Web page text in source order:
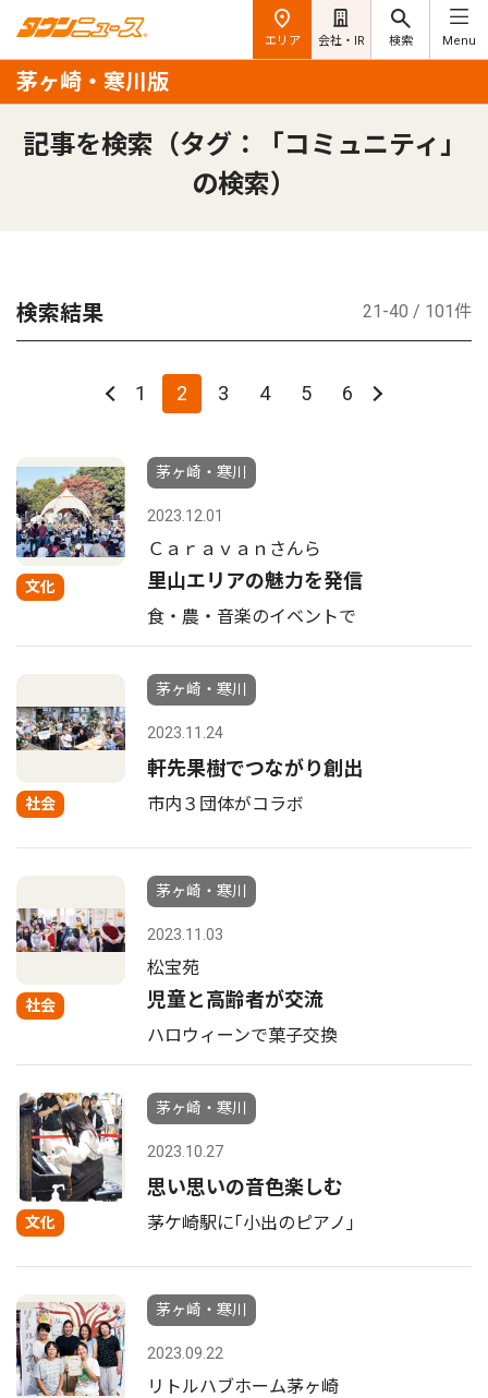
エリア 会社・IR 検索 Menu
茅ヶ崎・寒川版
記事を検索（タグ：「コミュニティ」
の検索）
検索結果 21-40 / 101件
1 2 3 4 5 6
文化
茅ヶ崎・寒川
2023.12.01
Ｃａｒａｖａｎさんら
里山エリアの魅力を発信
食・農・音楽のイベントで
社会
茅ヶ崎・寒川
2023.11.24
軒先果樹でつながり創出
市内３団体がコラボ
社会
茅ヶ崎・寒川
2023.11.03
松宝苑
児童と高齢者が交流
ハロウィーンで菓子交換
文化
茅ヶ崎・寒川
2023.10.27
思い思いの音色楽しむ
茅ケ崎駅に｢小出のピアノ｣
茅ヶ崎・寒川
2023.09.22
リトルハブホーム茅ヶ崎